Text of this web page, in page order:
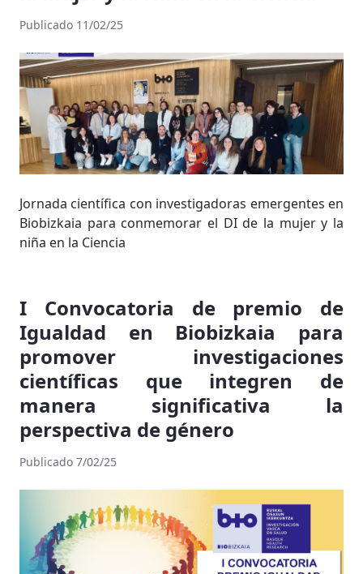
Publicado 11/02/25
Jornada científica con investigadoras emergentes en
Biobizkaia para conmemorar el DI de la mujer y la
niña en la Ciencia
I Convocatoria de premio de
Igualdad en Biobizkaia para
promover investigaciones
científicas que integren de
manera significativa la
perspectiva de género
Publicado 7/02/25